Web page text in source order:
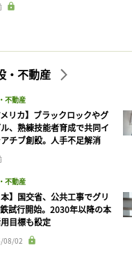
・不動産
不動産
メリカ】ブラックロックやグ
、熟練技能者育成で共同イ
チブ創設。人手不足解消
不動産
本】国交省、公共工事でグリ
試行開始。2030年以降の本
目標も設定
08/02